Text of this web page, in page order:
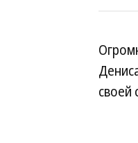
своей